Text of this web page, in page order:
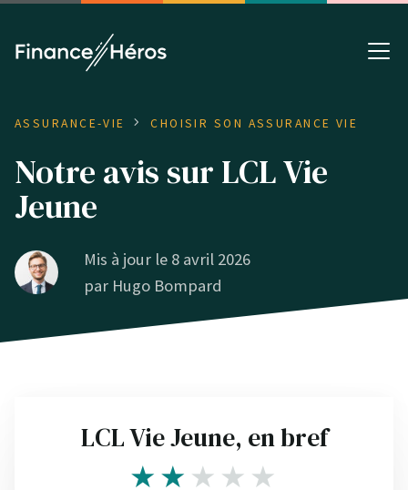
ASSURANCE-VIE CHOISIR SON ASSURANCE VIE
Notre avis sur LCL Vie
Jeune
Mis à jour le 8 avril 2026
par Hugo Bompard
LCL Vie Jeune, en bref